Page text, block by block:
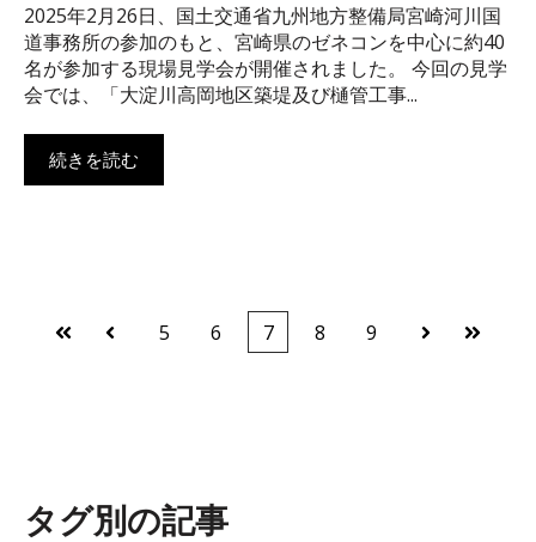
2025年2月26日、国土交通省九州地方整備局宮崎河川国
道事務所の参加のもと、宮崎県のゼネコンを中心に約40
名が参加する現場見学会が開催されました。 今回の見学
会では、「大淀川高岡地区築堤及び樋管工事...
続きを読む
最初 前へ 5 6 7 8 9 次へ 最後
タグ別の記事